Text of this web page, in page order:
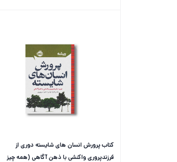
کتاب پرورش انسان های شایسته دوری از
فرزندپروری واکنشی با ذهن آگاهی (همه چیز